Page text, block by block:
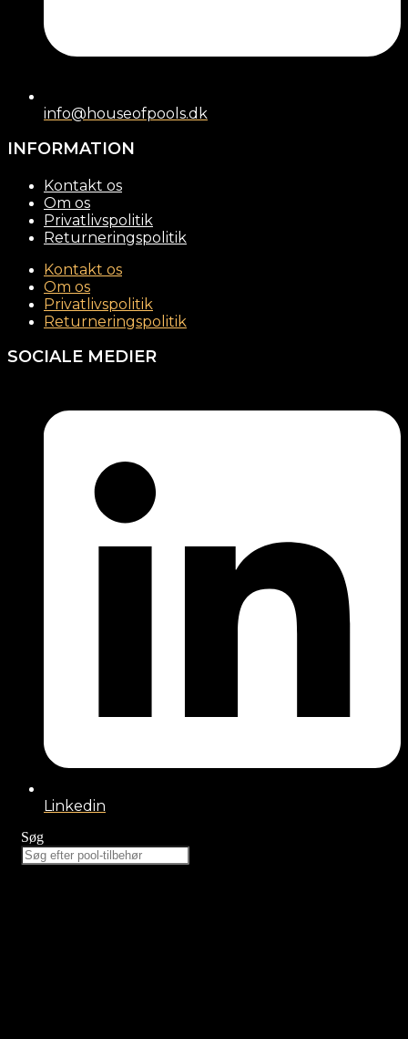
info@houseofpools.dk
INFORMATION
Kontakt os
Om os
Privatlivspolitik
Returneringspolitik
Kontakt os
Om os
Privatlivspolitik
Returneringspolitik
SOCIALE MEDIER
Linkedin
Søg